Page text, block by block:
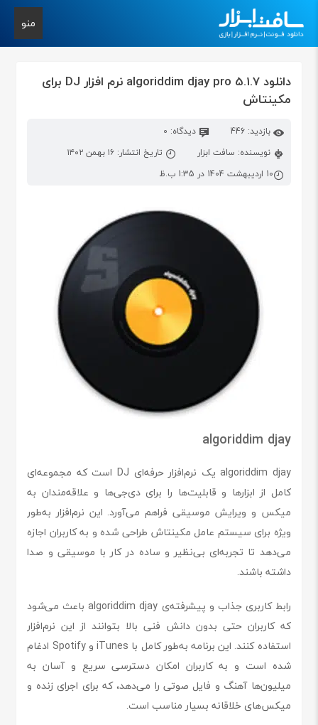
منو
دانلود algoriddim djay pro 5.1.7 نرم افزار DJ برای
مکینتاش
بازدید: 446
دیدگاه: 0
نویسنده: سافت ابزار
تاریخ انتشار: ۱۶ بهمن ۱۴۰۲
10 اردیبهشت 1404 در 1:35 ب.ظ
algoriddim djay
algoriddim djay یک نرم‌افزار حرفه‌ای DJ است که مجموعه‌ای
کامل از ابزارها و قابلیت‌ها را برای دی‌جی‌ها و علاقه‌مندان به
میکس و ویرایش موسیقی فراهم می‌آورد. این نرم‌افزار به‌طور
ویژه برای سیستم عامل مکینتاش طراحی شده و به کاربران اجازه
می‌دهد تا تجربه‌ای بی‌نظیر و ساده در کار با موسیقی و صدا
داشته باشند.
رابط کاربری جذاب و پیشرفته‌ی algoriddim djay باعث می‌شود
که کاربران حتی بدون دانش فنی بالا بتوانند از این نرم‌افزار
استفاده کنند. این برنامه به‌طور کامل با iTunes و Spotify ادغام
شده است و به کاربران امکان دسترسی سریع و آسان به
میلیون‌ها آهنگ و فایل صوتی را می‌دهد، که برای اجرای زنده و
میکس‌های خلاقانه بسیار مناسب است.